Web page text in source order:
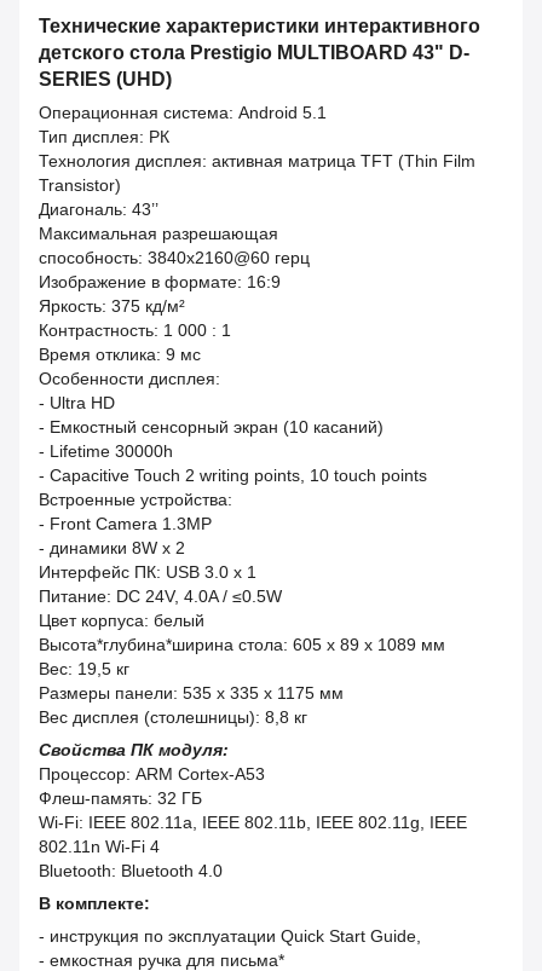
Технические характеристики интерактивного
детского стола Prestigio MULTIBOARD 43" D-
SERIES (UHD)
Операционная система: Android 5.1
Тип дисплея: РК
Технология дисплея: активная матрица TFT (Thin Film
Transistor)
Диагональ: 43’’
Максимальная разрешающая
способность: 3840x2160@60 герц
Изображение в формате: 16:9
Яркость: 375 кд/м²
Контрастность: 1 000 : 1
Время отклика: 9 мс
Особенности дисплея:
- Ultra HD
- Емкостный сенсорный экран (10 касаний)
- Lifetime 30000h
- Capacitive Touch 2 writing points, 10 touch points
Встроенные устройства:
- Front Camera 1.3MP
- динамики 8W x 2
Интерфейс ПК: USB 3.0 x 1
Питание: DC 24V, 4.0A / ≤0.5W
Цвет корпуса: белый
Высота*глубина*ширина стола: 605 x 89 x 1089 мм
Вес: 19,5 кг
Размеры панели: 535 x 335 x 1175 мм
Вес дисплея (столешницы): 8,8 кг
Свойства ПК модуля:
Процессор: ARM Cortex-A53
Флеш-память: 32 ГБ
Wi-Fi: IEEE 802.11a, IEEE 802.11b, IEEE 802.11g, IEEE
802.11n Wi-Fi 4
Bluetooth: Bluetooth 4.0
В комплекте:
- инструкция по эксплуатации Quick Start Guide,
- емкостная ручка для письма*